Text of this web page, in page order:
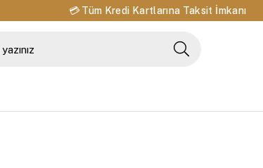
🔁 14 Gün İçinde Değişim ve İade İmkanı